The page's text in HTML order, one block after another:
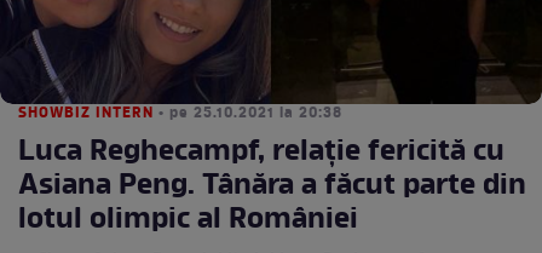
SHOWBIZ INTERN • pe 25.10.2021 la 20:38
Luca Reghecampf, relație fericită cu
Asiana Peng. Tânăra a făcut parte din
lotul olimpic al României